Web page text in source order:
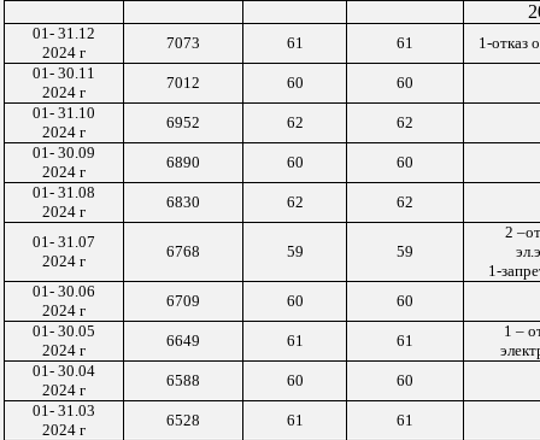
01- 31.12
2024 г
7073 61 61 1-отказ
01- 30.11
2024 г
7012 60
60
01- 31.10
2024 г
6952 62
62
01- 30.09
2024 г
6890 60
60
01- 31.08
2024 г
6830 62 62
01- 31.07
2024 г
6768 59 59
2
1-
01- 30.06
2024 г
6709 60
60
01- 30.05
2024 г
6649 61 61
1 –
01- 30.04
2024 г
6588 60
60
01- 31.03
2024 г
6528 61
61